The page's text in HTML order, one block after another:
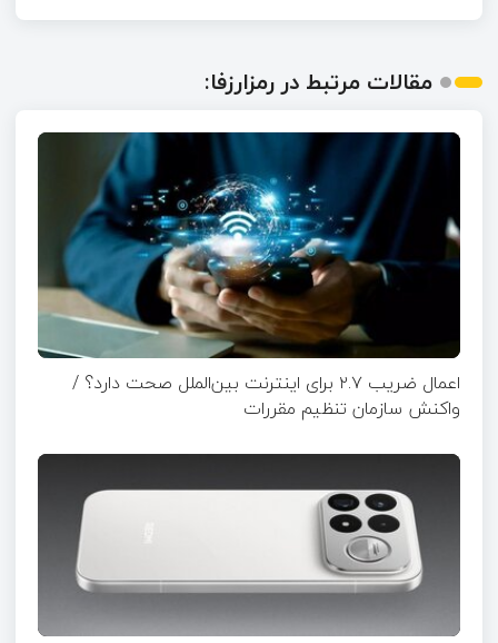
مقالات مرتبط در رمزارزفا:
اعمال ضریب ۲.۷ برای اینترنت بین‌الملل صحت دارد؟ /
واکنش سازمان تنظیم مقررات